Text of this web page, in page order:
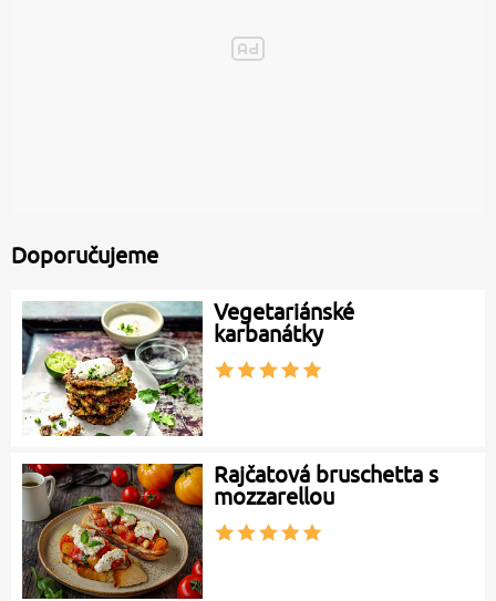
Doporučujeme
Vegetariánské
karbanátky
Rajčatová bruschetta s
mozzarellou